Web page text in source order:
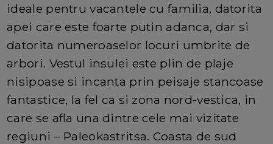
ideale pentru vacantele cu familia, datorita
apei care este foarte putin adanca, dar si
datorita numeroaselor locuri umbrite de
arbori. Vestul insulei este plin de plaje
nisipoase si incanta prin peisaje stancoase
fantastice, la fel ca si zona nord-vestica, in
care se afla una dintre cele mai vizitate
regiuni – Paleokastritsa. Coasta de sud